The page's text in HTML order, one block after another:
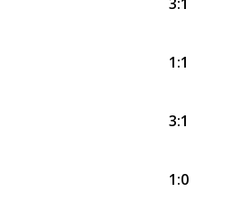
1:1
3:1
1:0